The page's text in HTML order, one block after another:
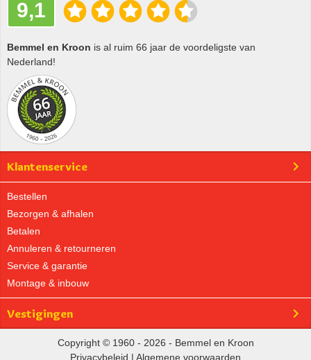
9,1
Bemmel en Kroon is al ruim 66 jaar de voordeligste van
Nederland!
Klantenservice
Bestellen
Bezorgen & afhalen
Betalen
Annuleren & retourneren
Service & garantie
Montage & inbouw
Vestigingen
Copyright © 1960 - 2026 - Bemmel en Kroon
Privacybeleid | Algemene voorwaarden